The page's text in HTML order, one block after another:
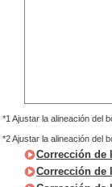
*1 Ajustar la alineación del
*2 Ajustar la alineación del
Corrección de
Corrección de